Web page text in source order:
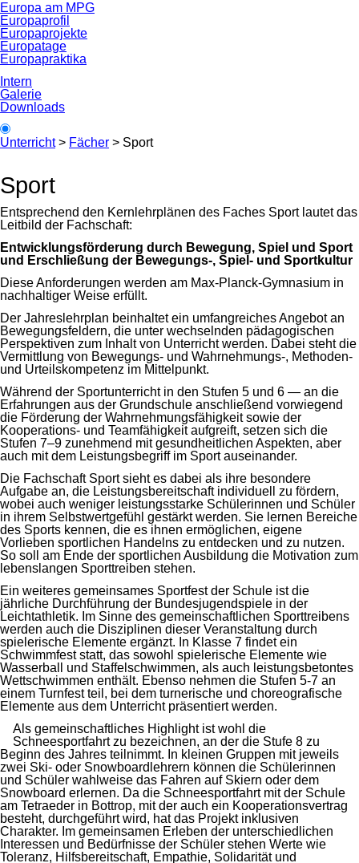
Europa am MPG
Europaprofil
Europaprojekte
Europatage
Europapraktika
Intern
Galerie
Downloads
Unterricht> Fächer > Sport
Sport
Entsprechend den Kernlehrplänen des Faches Sport lautet das
Leitbild der Fachschaft:
Entwicklungsförderung durch Bewegung, Spiel und Sport
und Erschließung der Bewegungs-, Spiel- und Sportkultur
Diese Anforderungen werden am Max-Planck-Gymnasium in
nachhaltiger Weise erfüllt.
Der Jahreslehrplan beinhaltet ein umfangreiches Angebot an
Bewegungsfeldern, die unter wechselnden pädagogischen
Perspektiven zum Inhalt von Unterricht werden. Dabei steht die
Vermittlung von Bewegungs- und Wahrnehmungs-, Methoden-
und Urteilskompetenz im Mittelpunkt.
Während der Sportunterricht in den Stufen 5 und 6 — an die
Erfahrungen aus der Grundschule anschließend vorwiegend
die Förderung der Wahrnehmungsfähigkeit sowie der
Kooperations- und Teamfähigkeit aufgreift, setzen sich die
Stufen 7–9 zunehmend mit gesundheitlichen Aspekten, aber
auch mit dem Leistungsbegriff im Sport auseinander.
Die Fachschaft Sport sieht es dabei als ihre besondere
Aufgabe an, die Leistungsbereitschaft individuell zu fördern,
wobei auch weniger leistungsstarke Schülerinnen und Schüler
in ihrem Selbstwertgefühl gestärkt werden. Sie lernen Bereiche
des Sports kennen, die es ihnen ermöglichen, eigene
Vorlieben sportlichen Handelns zu entdecken und zu nutzen.
So soll am Ende der sportlichen Ausbildung die Motivation zum
lebenslangen Sporttreiben stehen.
Ein weiteres gemeinsames Sportfest der Schule ist die
jährliche Durchführung der Bundesjugendspiele in der
Leichtathletik. Im Sinne des gemeinschaftlichen Sporttreibens
werden auch die Disziplinen dieser Veranstaltung durch
spielerische Elemente ergänzt. In Klasse 7 findet ein
Schwimmfest statt, das sowohl spielerische Elemente wie
Wasserball und Staffelschwimmen, als auch leistungsbetontes
Wettschwimmen enthält. Ebenso nehmen die Stufen 5-7 an
einem Turnfest teil, bei dem turnerische und choreografische
Elemente aus dem Unterricht präsentiert werden.
Als gemeinschaftliches Highlight ist wohl die
Schneesportfahrt zu bezeichnen, an der die Stufe 8 zu
Beginn des Jahres teilnimmt. In kleinen Gruppen mit jeweils
zwei Ski- oder Snowboardlehrern können die Schülerinnen
und Schüler wahlweise das Fahren auf Skiern oder dem
Snowboard erlernen. Da die Schneesportfahrt mit der Schule
am Tetraeder in Bottrop, mit der auch ein Kooperationsvertrag
besteht, durchgeführt wird, hat das Projekt inklusiven
Charakter. Im gemeinsamen Erleben der unterschiedlichen
Interessen und Bedürfnisse der Schüler stehen Werte wie
Toleranz, Hilfsbereitschaft, Empathie, Solidarität und